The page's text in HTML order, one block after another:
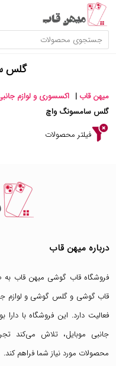
گلس
میهن قاب | اکسسوری و لوازم
گلس سامسونگ واچ
فیلتر محصولات
درباره میهن قاب
فروشگاه قاب گوشی میهن قاب به
قاب گوشی وگلس گوشی و
فعالیت دارد. این فروشگاه با
جانبی موبایل، تلاش می‌کند
محصولات مورد نیاز شما فراهم کند.